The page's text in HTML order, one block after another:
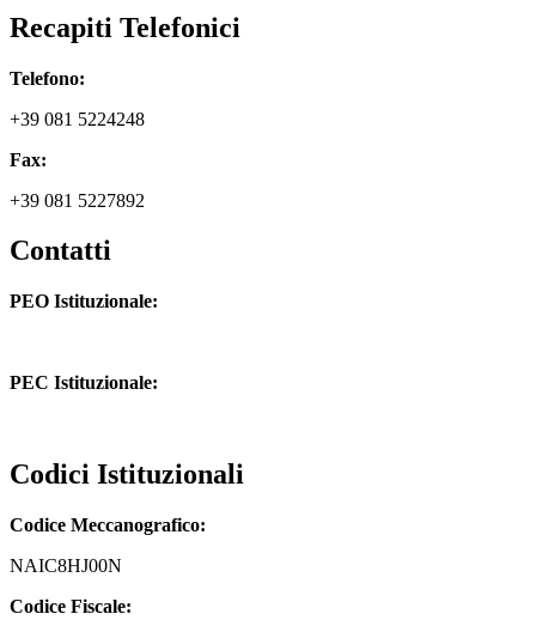
Recapiti Telefonici
Telefono:
+39 081 5224248
Fax:
+39 081 5227892
Contatti
PEO Istituzionale:
PEC Istituzionale:
Codici Istituzionali
Codice Meccanografico:
NAIC8HJ00N
Codice Fiscale: